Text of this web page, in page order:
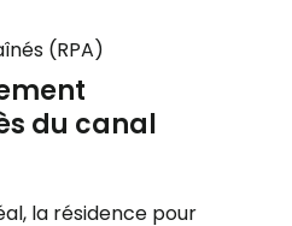
(RPA)
du canal
la résidence pour